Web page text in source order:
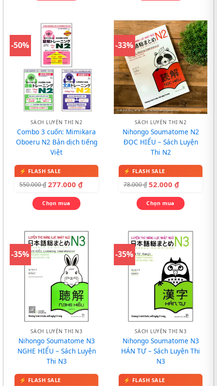
-50%
SÁCH LUYỆN THI N2
Combo 3 cuốn: Mimikara
Oboeru N2 Bản dịch tiếng
Việt
550.000₫ 277.000 ₫
Chọn mua
-33%
SÁCH LUYỆN THI N2
Nihongo Soumatome N2
ĐỌC HIỂU – Sách Luyện
Thi N2
78.000₫ 52.000 ₫
Chọn mua
-35%
SÁCH LUYỆN THI N3
Nihongo Soumatome N3
NGHE HIỂU – Sách Luyện
Thi N3
-35%
SÁCH LUYỆN THI N3
Nihongo Soumatome N3
HÁN TỰ – Sách Luyện Thi
N3